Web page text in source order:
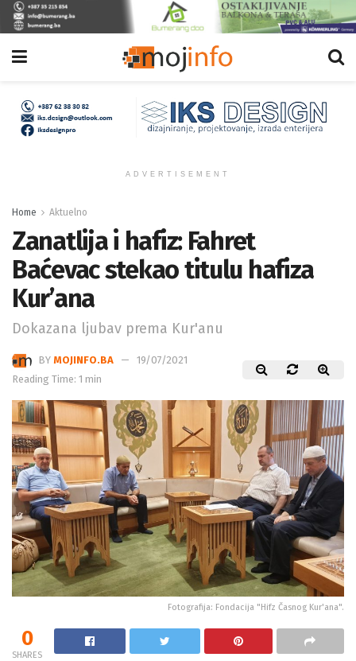
ADVERTISEMENT
Home Aktuelno
Zanatlija i hafiz: Fahret
Baćevac stekao titulu hafiza
Kur’ana
Dokazana ljubav prema Kur'anu
BY MOJINFO.BA
19/07/2021
Reading Time: 1 min
Fotografija: Fondacija "Hifz Časnog Kur'ana".
0
SHARES